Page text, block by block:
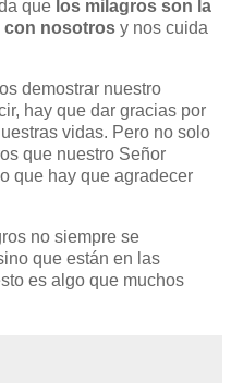
que los milagros son la
con nosotros y nos cuida
demostrar nuestro
hay que dar gracias por
vidas. Pero no solo
que nuestro Señor
que hay que agradecer
no siempre se
que están en las
es algo que muchos